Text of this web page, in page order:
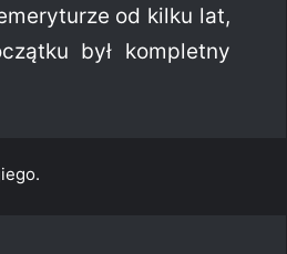
od kilku lat,
był kompletny